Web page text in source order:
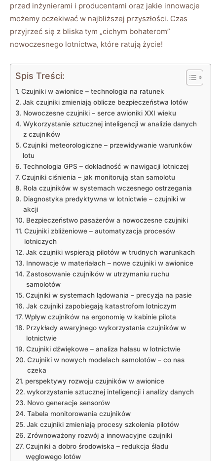
przed inżynierami i producentami oraz jakie​ innowacje
możemy oczekiwać w najbliższej przyszłości. Czas
przyjrzeć się z bliska tym „cichym bohaterom”
nowoczesnego lotnictwa, które ​ratują życie!
Spis Treści:
Czujniki w​ awionice – technologia na ratunek
Jak czujniki⁣ zmieniają oblicze ⁢bezpieczeństwa‍ lotów
Nowoczesne czujniki ⁤– serce awioniki XXI wieku
Wykorzystanie sztucznej inteligencji w analizie danych
z czujników
Czujniki meteorologiczne – przewidywanie warunków
lotu
Technologia GPS – ⁣dokładność w nawigacji lotniczej
Czujniki ‍ciśnienia –‌ jak monitorują stan ⁣samolotu
Rola czujników w ⁣systemach wczesnego ostrzegania
Diagnostyka predyktywna w ‍lotnictwie⁢ – czujniki w
akcji
Bezpieczeństwo ‌pasażerów a nowoczesne‌ czujniki
Czujniki zbliżeniowe – automatyzacja ⁢procesów
lotniczych
Jak czujniki⁤ wspierają pilotów w trudnych warunkach
Innowacje w materiałach – nowe ⁢czujniki ‍w awionice
Zastosowanie czujników⁢ w utrzymaniu ruchu
⁤samolotów
Czujniki w ‍systemach lądowania – precyzja na⁤ pasie
Jak ‍czujniki zapobiegają katastrofom lotniczym
Wpływ czujników⁢ na‍ ergonomię w kabinie pilota
Przykłady awaryjnego wykorzystania czujników w ​
lotnictwie
Czujniki dźwiękowe ‌– analiza hałasu w lotnictwie
Czujniki w nowych modelach samolotów – ‌co nas
czeka
perspektywy rozwoju czujników w awionice
wykorzystanie ‌sztucznej ‌inteligencji i analizy danych
Novo generacje sensorów
Tabela monitorowania czujników
Jak czujniki zmieniają procesy szkolenia pilotów
Zrównoważony⁢ rozwój a ⁣innowacyjne czujniki
Czujniki a dobro środowiska – redukcja śladu
węglowego lotów